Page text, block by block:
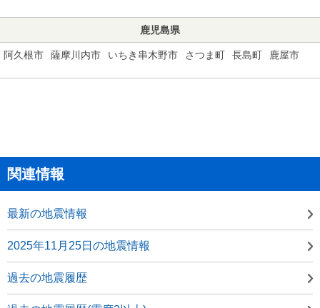
鹿児島県
阿久根市 薩摩川内市 いちき串木野市 さつま町 長島町 鹿屋市
関連情報
最新の地震情報
2025年11月25日の地震情報
過去の地震履歴